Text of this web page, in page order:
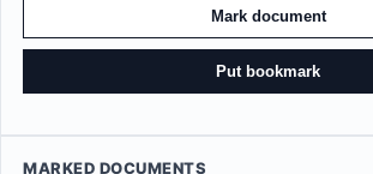
Mark document
Put bookmark
MARKED DOCUMENTS